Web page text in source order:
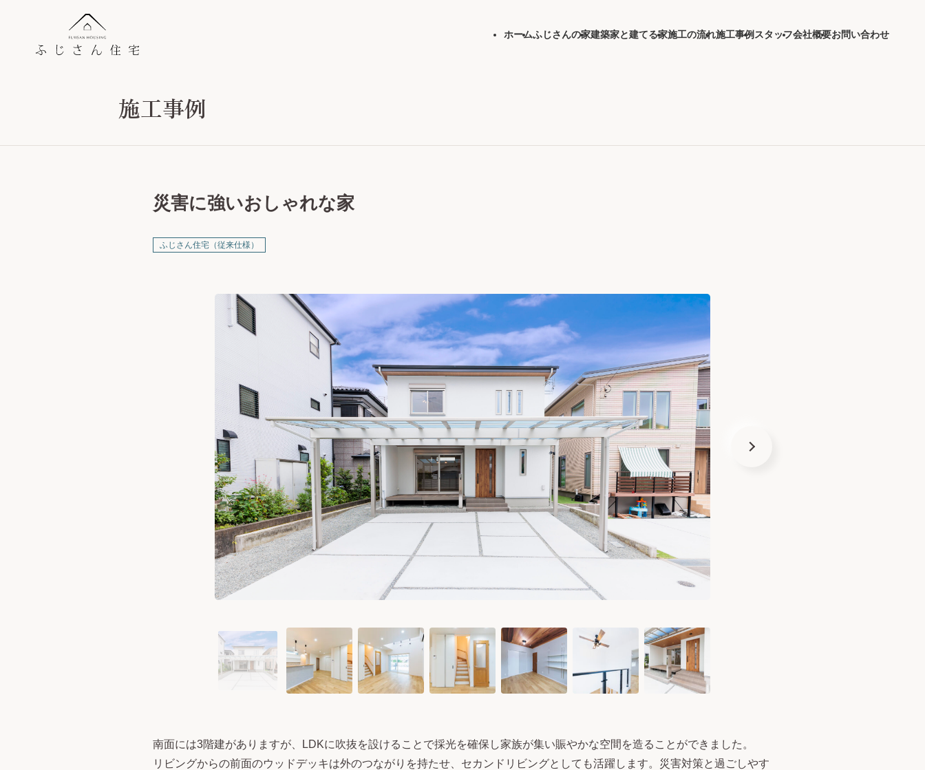
ホームふじさんの家建築家と建てる家施工の流れ施工事例 スタッフ会社概要お問い合わせ
施工事例
災害に強いおしゃれな家
ふじさん住宅（従来仕様）
南面には3階建がありますが、LDKに吹抜を設けることで採光を確保し家族が集い賑やかな空間を造ることができました。
リビングからの前面のウッドデッキは外のつながりを持たせ、セカンドリビングとしても活躍します。災害対策と過ごしやす